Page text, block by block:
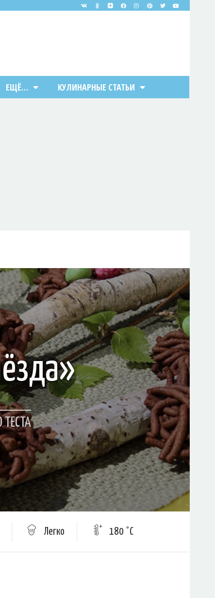
ЕЩЁ… КУЛИНАРНЫЕ СТАТЬИ
ТЕСТА
Легко 180 °C